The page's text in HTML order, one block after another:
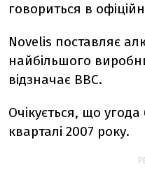
говориться в
Novelis поставляє
найбільшого
відзначає BBC.
Очікується, що
кварталі 2007 року.